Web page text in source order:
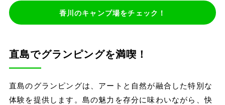
香川のキャンプ場をチェック！
直島でグランピングを満喫！
直島のグランピングは、アートと自然が融合した特別な
体験を提供します。島の魅力を存分に味わいながら、快